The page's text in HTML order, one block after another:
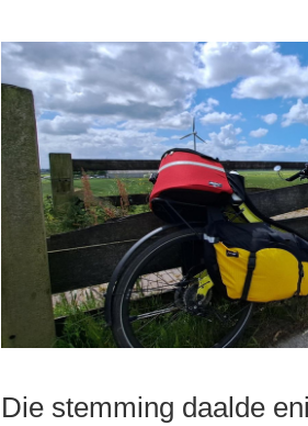
Die stemming daalde